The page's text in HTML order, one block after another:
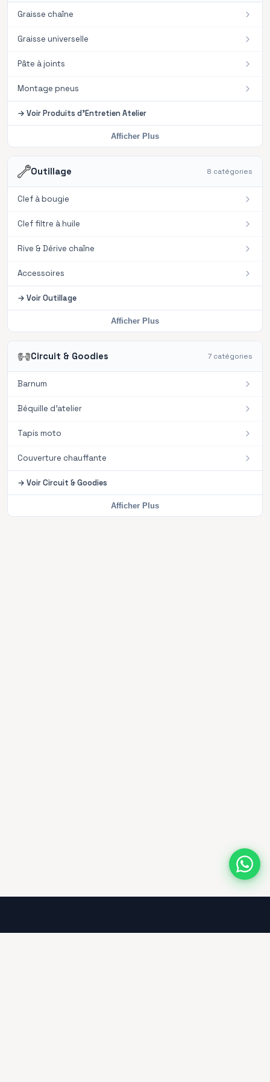
Graisse chaîne
Graisse universelle
Pâte à joints
Montage pneus
→ VoirProduits d'Entretien Atelier
Afficher Plus
Outillage 8 catégories
Clef à bougie
Clef filtre à huile
Rive & Dérive chaîne
Accessoires
→ VoirOutillage
Afficher Plus
Circuit & Goodies 7 catégories
Barnum
Béquille d'atelier
Tapis moto
Couverture chauffante
→ VoirCircuit & Goodies
Afficher Plus